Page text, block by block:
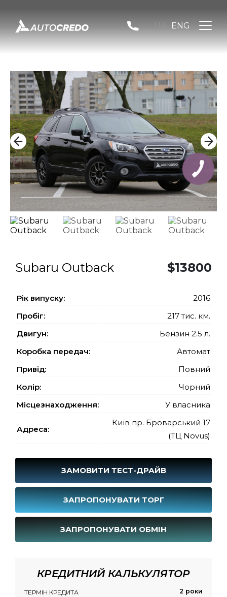
ENG
Subaru Outback $13800
Рiк випуску:
2016
Пробіг:
217 тис. км.
Двигун:
Бензин 2.5 л.
Коробка передач:
Автомат
Привід:
Повний
Колір:
Чорний
Місцезнаходження:
У власника
Адреса:
Київ пр. Броварський 17
(ТЦ Novus)
ЗАМОВИТИ ТЕСТ-ДРАЙВ
ЗАПРОПОНУВАТИ ТОРГ
ЗАПРОПОНУВАТИ ОБМІН
КРЕДИТНИЙ КАЛЬКУЛЯТОР
ТЕРМІН КРЕДИТА роки